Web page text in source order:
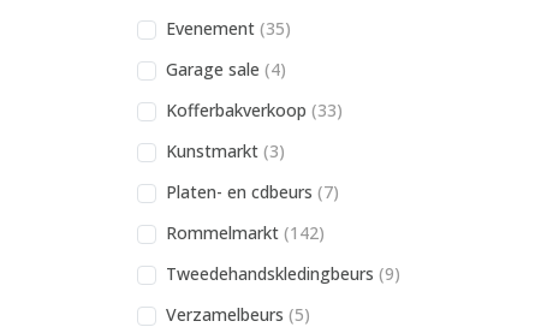
Evenement (35)
Garage sale (4)
Kofferbakverkoop (33)
Kunstmarkt (3)
Platen- en cdbeurs (7)
Rommelmarkt (142)
Tweedehandskledingbeurs (9)
Verzamelbeurs (5)